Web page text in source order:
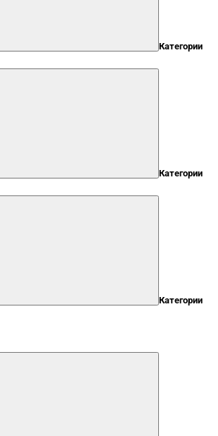
Категории
Категории
Категории